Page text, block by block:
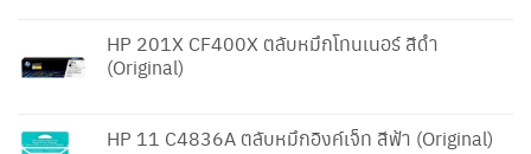
HP 201X CF400X ตลับหมึกโทนเนอร์ สีดำ
(Original)
HP 11 C4836A ตลับหมึกอิงค์เจ็ท สีฟ้า (Original)